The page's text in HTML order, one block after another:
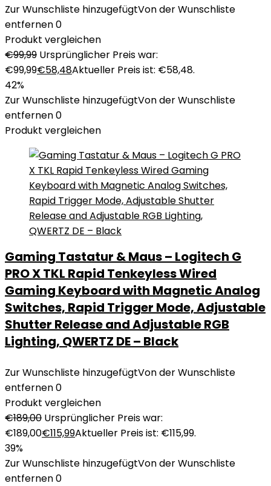
Zur Wunschliste hinzugefügtVon der Wunschliste
entfernen0
Produkt vergleichen
€99,99 Ursprünglicher Preis war:
€99,99€58,48Aktueller Preis ist: €58,48.
42%
Zur Wunschliste hinzugefügtVon der Wunschliste
entfernen0
Produkt vergleichen
Gaming Tastatur & Maus – Logitech G
PRO X TKL Rapid Tenkeyless Wired
Gaming Keyboard with Magnetic Analog
Switches, Rapid Trigger Mode, Adjustable
Shutter Release and Adjustable RGB
Lighting, QWERTZ DE – Black
Zur Wunschliste hinzugefügtVon der Wunschliste
entfernen0
Produkt vergleichen
€189,00 Ursprünglicher Preis war:
€189,00€115,99Aktueller Preis ist: €115,99.
39%
Zur Wunschliste hinzugefügtVon der Wunschliste
entfernen0